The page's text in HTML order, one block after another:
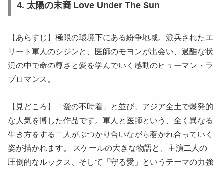
4. 太陽の末裔 Love Under The Sun
【あらすじ】極限の環境下にある紛争地域。派兵されたエ
リート軍人のシジンと、医師のモヨンが出会い、過酷な状
況の中で命の尊さと愛を学んでいく感動のヒューマン・ラ
ブロマンス。
【見どころ】「愛の不時着」と並び、アジア全土で爆発的
な人気を博した作品です。軍人と医師という、全く異なる
生き方をする二人がぶつかり合いながら惹かれ合っていく
姿が描かれます。 スケールの大きな物語と、主演二人の
圧倒的なルックス、そして「守る愛」というテーマの力強